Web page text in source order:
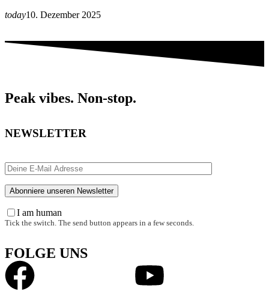
today10. Dezember 2025
Peak vibes. Non-stop.
NEWSLETTER
I am human
Tick the switch. The send button appears in a few seconds.
FOLGE UNS